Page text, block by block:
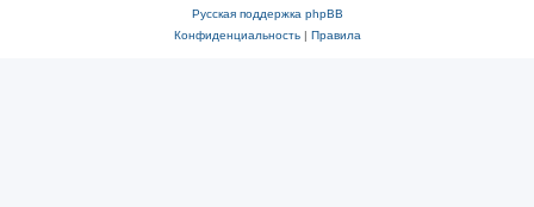
Русская поддержка phpBB
Конфиденциальность| Правила